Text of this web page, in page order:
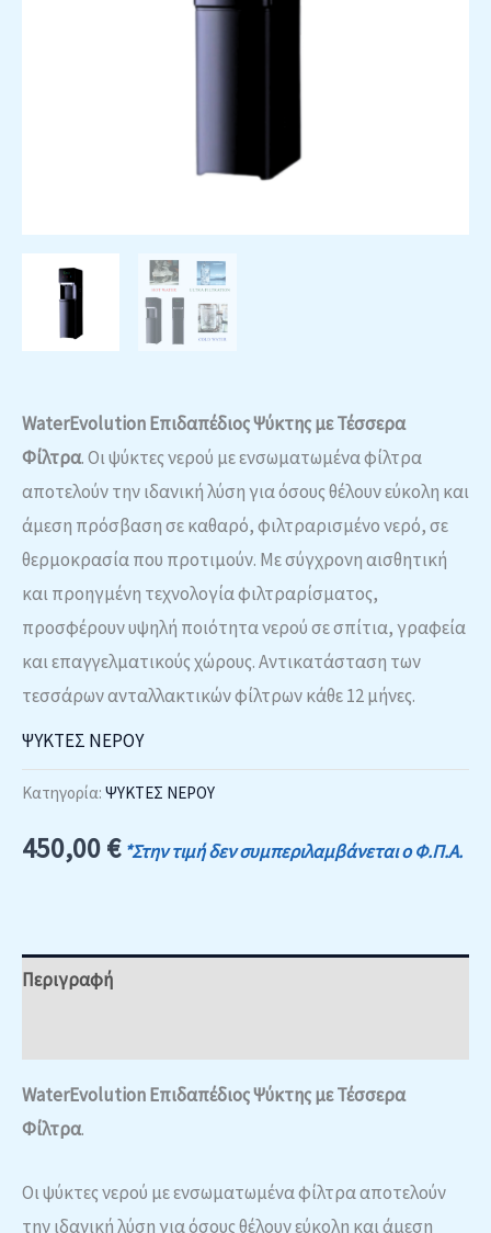
WaterEvolution Επιδαπέδιος Ψύκτης με Τέσσερα
Φίλτρα. Οι ψύκτες νερού με ενσωματωμένα φίλτρα
αποτελούν την ιδανική λύση για όσους θέλουν εύκολη και
άμεση πρόσβαση σε καθαρό, φιλτραρισμένο νερό, σε
θερμοκρασία που προτιμούν. Με σύγχρονη αισθητική
και προηγμένη τεχνολογία φιλτραρίσματος,
προσφέρουν υψηλή ποιότητα νερού σε σπίτια, γραφεία
και επαγγελματικούς χώρους. Αντικατάσταση των
τεσσάρων ανταλλακτικών φίλτρων κάθε 12 μήνες.
ΨΥΚΤΕΣ ΝΕΡΟΥ
Κατηγορία: ΨΥΚΤΕΣ ΝΕΡΟΥ
450,00€ *Στην τιμή δεν συμπεριλαμβάνεται ο Φ.Π.Α.
Περιγραφή
WaterEvolution Επιδαπέδιος Ψύκτης με Τέσσερα
Φίλτρα.
Οι ψύκτες νερού με ενσωματωμένα φίλτρα αποτελούν
την ιδανική λύση για όσους θέλουν εύκολη και άμεση